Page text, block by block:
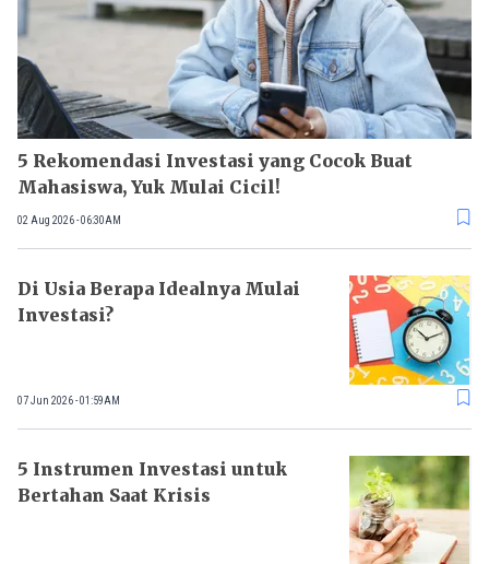
5 Rekomendasi Investasi yang Cocok Buat
Mahasiswa, Yuk Mulai Cicil!
02 Aug 2026 - 06:30AM
Di Usia Berapa Idealnya Mulai
Investasi?
07 Jun 2026 - 01:59AM
5 Instrumen Investasi untuk
Bertahan Saat Krisis